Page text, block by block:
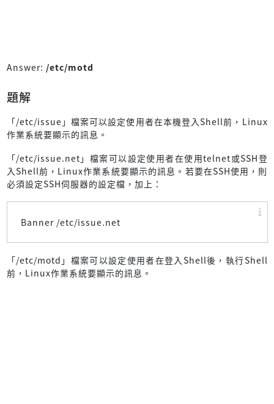
Answer: /etc/motd
題解
「/etc/issue」檔案可以設定使用者在本機登入Shell前，Linux
作業系統要顯示的訊息。
「/etc/issue.net」檔案可以設定使用者在使用telnet或SSH登
入Shell前，Linux作業系統要顯示的訊息。若要在SSH使用，則
必須設定SSH伺服器的設定檔，加上：
Banner /etc/issue.net
「/etc/motd」檔案可以設定使用者在登入Shell後，執行Shell
前，Linux作業系統要顯示的訊息。